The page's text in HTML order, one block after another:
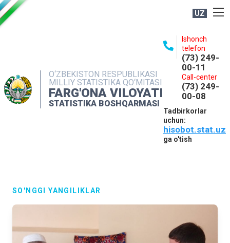
UZ
O‘ZBEKISTON RESPUBLIKASI
MILLIY STATISTIKA QO‘MITASI
FARG'ONA VILOYATI
STATISTIKA BOSHQARMASI
Ishonch
telefon
(73) 249-
00-11
Call-center
(73) 249-
00-08
Tadbirkorlar
uchun:
hisobot.stat.uz
ga o'tish
NASHRLAR
INTERAKTIV XIZMATLAR
MATBUOT XIZMATI
SO'NGGI YANGILIKLAR